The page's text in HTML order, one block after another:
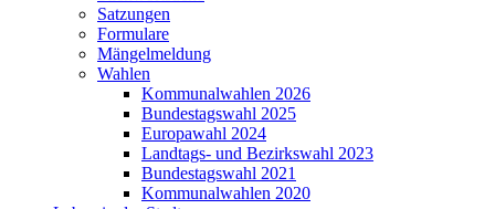
Satzungen
Formulare
Mängelmeldung
Wahlen
Kommunalwahlen 2026
Bundestagswahl 2025
Europawahl 2024
Landtags- und Bezirkswahl 2023
Bundestagswahl 2021
Kommunalwahlen 2020